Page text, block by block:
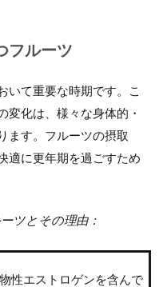
フルーツ
いて重要な時期です。こ
変化は、様々な身体的・
ます。フルーツの摂取
適に更年期を過ごすため
ツとその理由：
性エストロゲンを含んで